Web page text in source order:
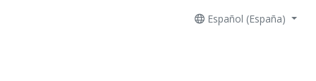
Español (España)